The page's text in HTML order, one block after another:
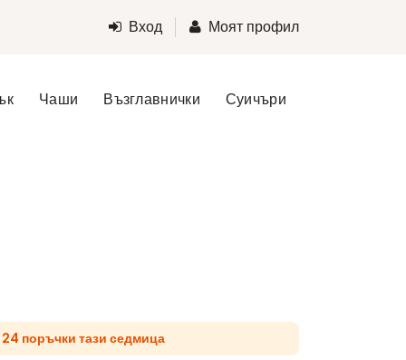
Вход Моят профил
Чаши Възглавнички Суичъри
поръчки тази седмица